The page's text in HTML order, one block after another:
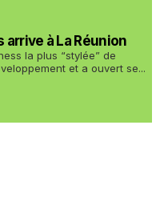
arrive à La Réunion
la plus “stylée” de
et a ouvert se...